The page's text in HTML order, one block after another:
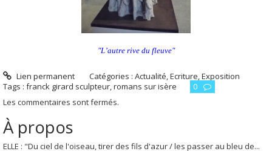
"L’autre rive du fleuve"
Lien permanent Catégories :Actualité,Ecriture,Exposition
Tags : franck girard sculpteur,romans sur isère
0
Les commentaires sont fermés.
À propos
ELLE : "Du ciel de l'oiseau, tirer des fils d'azur / les passer au bleu de...